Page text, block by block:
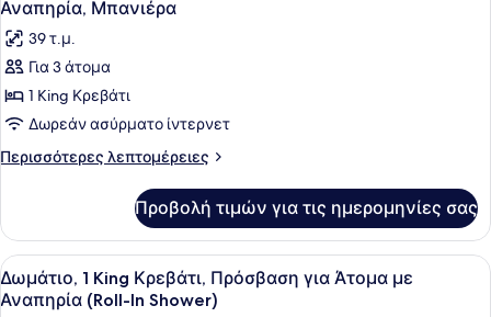
των
φωτογραφιών
για
Club
Δωμάτιο,
1
Πρόσβαση
για
Άτομα
με
Αναπηρία, Μπανιέρα
39 τ.μ.
Για 3 άτομα
1 King Κρεβάτι
Δωρεάν ασύρματο ίντερνετ
Περισσότερες λεπτομέρειες
Περισσότερες
Δωμάτιο,
King
Κρεβάτι,
Προβολή τιμών για τις ημερομηνίες σας
Προβολή
όλων
Κλινοσκεπάσματα υψηλής
3
Δωμάτιο, 1 King Κρεβάτι, Πρόσβαση για Άτομα με
Αναπηρία (Roll-In Shower)